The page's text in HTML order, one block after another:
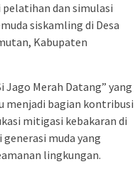
dan simulasi
siskamling di Desa
Kabupaten
Jago Merah Datang” yang
menjadi bagian kontribusi
mitigasi kebakaran di
muda yang
lingkungan.